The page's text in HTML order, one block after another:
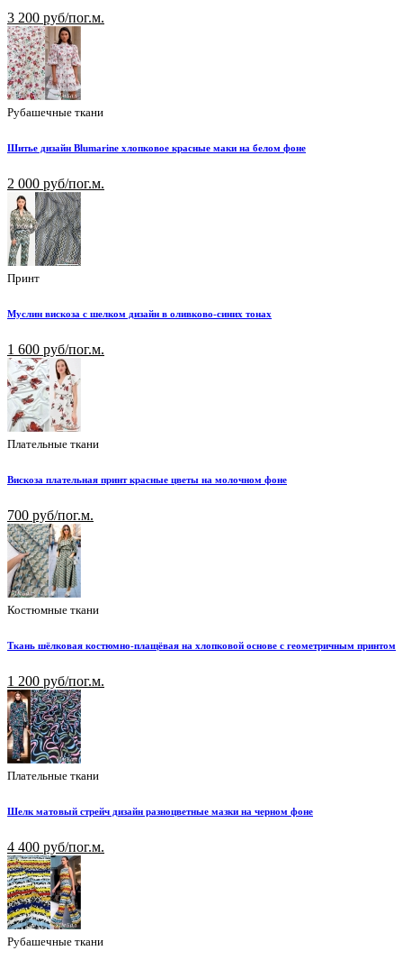
3 200 руб/пог.м.
Рубашечные ткани
Шитье дизайн Blumarine хлопковое красные маки на белом фоне
2 000 руб/пог.м.
Принт
Муслин вискоза с шелком дизайн в оливково-синих тонах
1 600 руб/пог.м.
Плательные ткани
Вискоза плательная принт красные цветы на молочном фоне
700 руб/пог.м.
Костюмные ткани
Ткань шёлковая костюмно-плащёвая на хлопковой основе с геометричным принтом
1 200 руб/пог.м.
Плательные ткани
Шелк матовый стрейч дизайн разноцветные мазки на черном фоне
4 400 руб/пог.м.
Рубашечные ткани